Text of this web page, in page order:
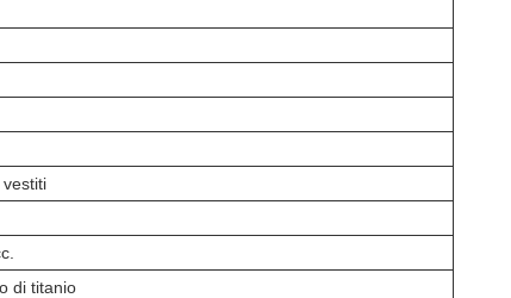
di titanio